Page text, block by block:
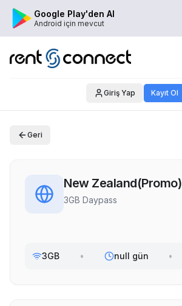
Google Play'den Al
Android için mevcut
Giriş Yap Kayıt Ol
Geri
New Zealand(Promo)
3GB Daypass
3GB • null gün •